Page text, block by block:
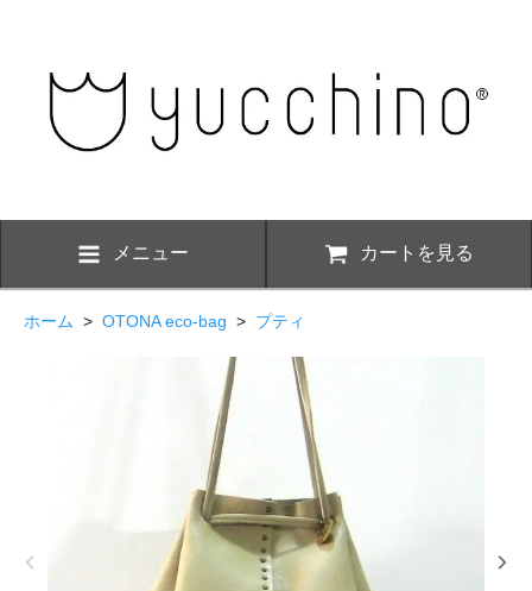
メニュー カートを見る
ホーム > OTONA eco-bag > プティ